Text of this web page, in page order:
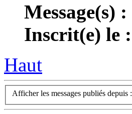
Message(s) :
Inscrit(e) le :
Haut
Afficher les messages publiés depuis :